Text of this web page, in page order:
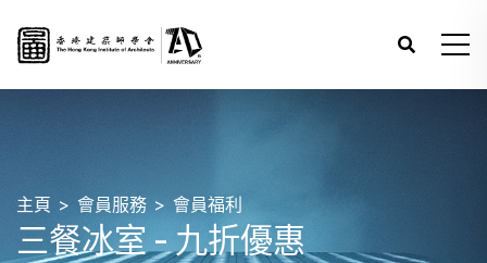
主頁 會員服務 會員福利
三餐冰室 - 九折優惠